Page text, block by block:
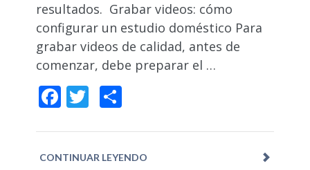
resultados. Grabar videos: cómo
configurar un estudio doméstico Para
grabar videos de calidad, antes de
comenzar, debe preparar el …
Facebook
Twitter
CONTINUAR LEYENDO